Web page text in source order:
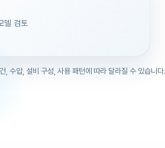
델 검토
, 수압, 설비 구성, 사용 패턴에 따라 달라질 수 있습니